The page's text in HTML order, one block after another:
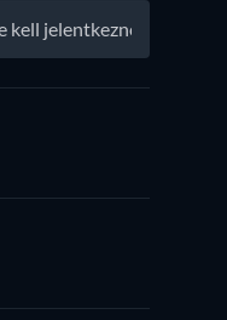
kell jelentkezned